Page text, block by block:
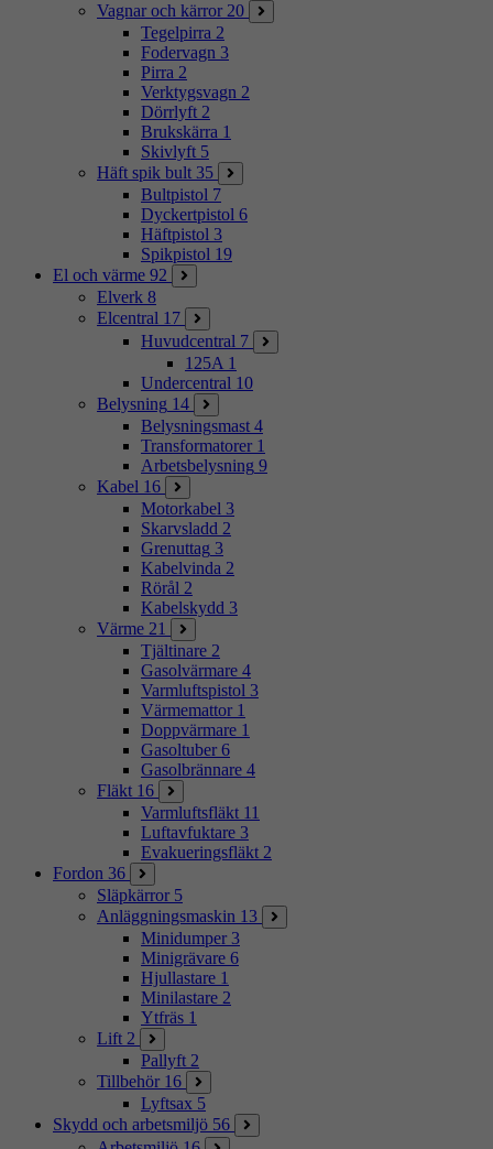
Vagnar och kärror 20
Tegelpirra 2
Fodervagn 3
Pirra 2
Verktygsvagn 2
Dörrlyft 2
Brukskärra 1
Skivlyft 5
Häft spik bult 35
Bultpistol 7
Dyckertpistol 6
Häftpistol 3
Spikpistol 19
El och värme 92
Elverk 8
Elcentral 17
Huvudcentral 7
125A 1
Undercentral 10
Belysning 14
Belysningsmast 4
Transformatorer 1
Arbetsbelysning 9
Kabel 16
Motorkabel 3
Skarvsladd 2
Grenuttag 3
Kabelvinda 2
Rörål 2
Kabelskydd 3
Värme 21
Tjältinare 2
Gasolvärmare 4
Varmluftspistol 3
Värmemattor 1
Doppvärmare 1
Gasoltuber 6
Gasolbrännare 4
Fläkt 16
Varmluftsfläkt 11
Luftavfuktare 3
Evakueringsfläkt 2
Fordon 36
Släpkärror 5
Anläggningsmaskin 13
Minidumper 3
Minigrävare 6
Hjullastare 1
Minilastare 2
Ytfräs 1
Lift 2
Pallyft 2
Tillbehör 16
Lyftsax 5
Skydd och arbetsmiljö 56